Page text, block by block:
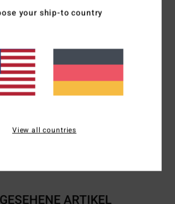
[Hauptstoff] 60 % Baumwolle, 40 %
your ship-to country
View all countries